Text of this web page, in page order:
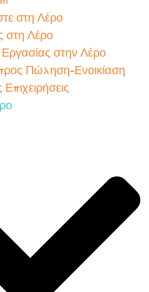
στη Λέρο
στη Λέρο
Εργασίας στην Λέρο
προς Πώληση-Ενοικίαση
Επιχειρήσεις